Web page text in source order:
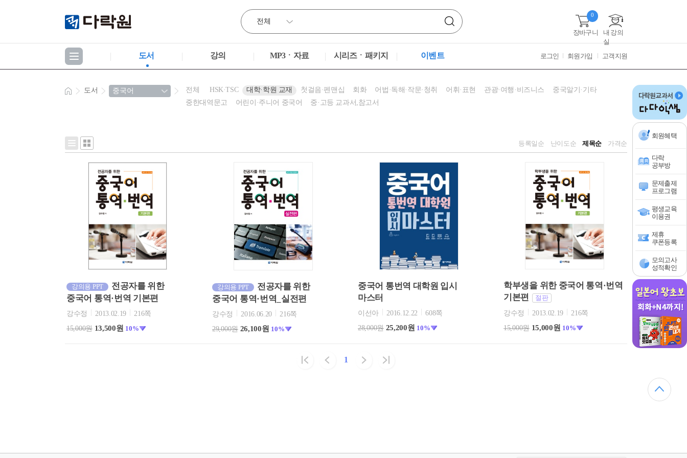
장바구니
0
내 강의
실
도서 강의 MP3ㆍ자료 시리즈ㆍ패키지 이벤트 로그인 회원가입 고객지원
회원혜택
다락
공부방
문제출제
프로그램
평생교육
이용권
제휴
쿠폰등록
모의고사
성적확인
도서 전체 HSK·TSC 대학·학원 교재 첫걸음·펜맨십 회화 어법·독해·작문·청취 어휘·표현 관광·여행·비즈니스
중국알기·기타
중한대역문고
어린이·주니어 중국어 중·고등 교과서,참고서
등록일순 난이도순 제목순 가격순
강의용 PPT
전공자를 위한
중국어 통역·번역 기본편
강수정 2013.02.19
216쪽
15,000원 13,500원 10%
강의용 PPT
전공자를 위한
중국어 통역·번역_실전편
강수정 2016.06.20
216쪽
29,000원 26,100원 10%
중국어 통번역 대학원 입시
마스터
이선아 2016.12.22
608쪽
28,000원 25,200원 10%
학부생을 위한 중국어 통역·번역
기본편
절판
강수정
2013.02.19
216쪽
15,000원 15,000원 10%
1